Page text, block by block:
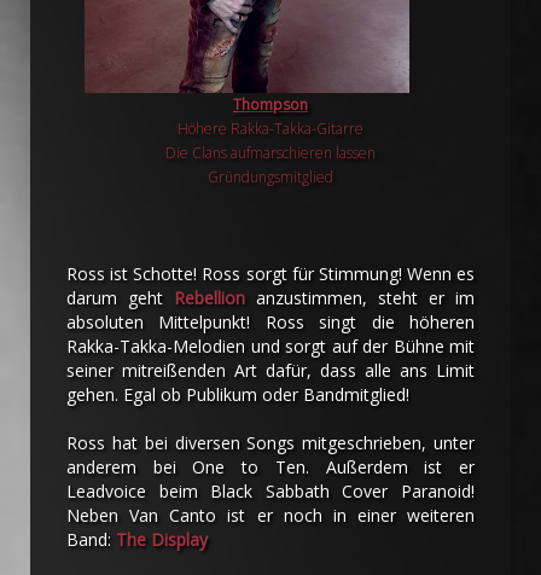
Thompson
Höhere Rakka-Takka-Gitarre
Die Clans aufmarschieren lassen
Gründungsmitglied
Ross ist Schotte! Ross sorgt für Stimmung! Wenn es
darum geht Rebellion anzustimmen, steht er im
absoluten Mittelpunkt! Ross singt die höheren
Rakka-Takka-Melodien und sorgt auf der Bühne mit
seiner mitreißenden Art dafür, dass alle ans Limit
gehen. Egal ob Publikum oder Bandmitglied!
Ross hat bei diversen Songs mitgeschrieben, unter
anderem bei One to Ten. Außerdem ist er
Leadvoice beim Black Sabbath Cover Paranoid!
Neben Van Canto ist er noch in einer weiteren
Band: The Display